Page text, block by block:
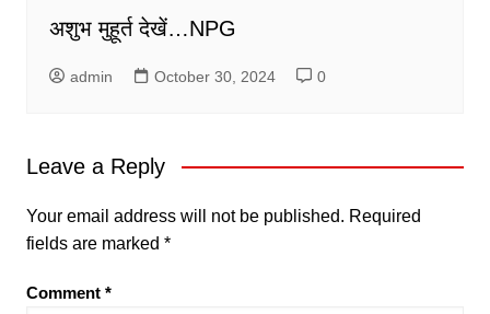
अशुभ मुहूर्त देखें…NPG
admin October 30, 2024 0
Leave a Reply
Your email address will not be published. Required
fields are marked *
Comment *